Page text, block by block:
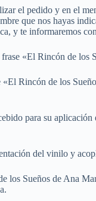
el pedido y en el
que nos hayas
y te informaremos
«El Rincón de los
Rincón de los
para su
del vinilo y
Sueños de Ana